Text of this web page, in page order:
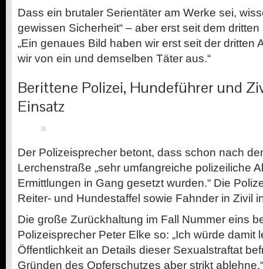
Dass ein brutaler Serientäter am Werke sei,
gewissen Sicherheit“ – aber erst seit dem
„Ein genaues Bild haben wir erst seit der dritten
wir von ein und demselben Täter aus.“
Berittene Polizei, Hundeführer und
Einsatz
Der Polizeisprecher betont, dass schon nach
Lerchenstraße „sehr umfangreiche polizeiliche
Ermittlungen in Gang gesetzt wurden.“ Die
Reiter- und Hundestaffel sowie Fahnder in Zivil
Die große Zurückhaltung im Fall Nummer eins
Polizeisprecher Peter Elke so: „Ich würde damit
Öffentlichkeit an Details dieser Sexualstraftat
Gründen des Opferschutzes aber strikt ablehne.“